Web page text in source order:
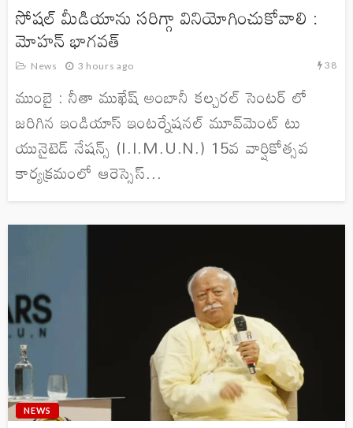
సోషల్ మీడియాను సరిగ్గా వినియోగించుకోవాలి :
మోహన్ భాగవత్
News 3 hours ago 38
ముంబై : నీతా ముఖేష్ అంబానీ కల్చరల్ సెంటర్ లో
జరిగిన ఇండియాస్ ఇంటర్నేషనల్ మూవ్‌మెంట్ టు
యునైటెడ్ నేషన్స్ (I.I.M.U.N.) 15వ వార్షికోత్సవ
కార్యక్రమంలో ఆరెస్సెస్...
NEWS